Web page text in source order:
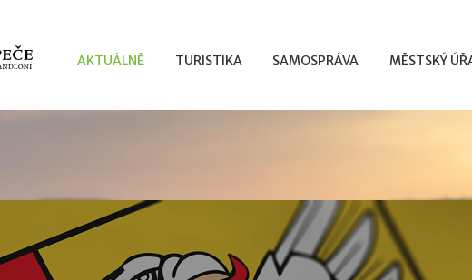
AKTUÁLNĚ TURISTIKA SAMOSPRÁVA MĚSTSKÝ